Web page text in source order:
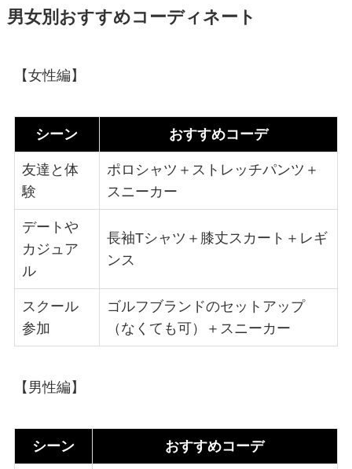
男女別おすすめコーディネート
【女性編】
シーン おすすめコーデ
友達と体
験
ポロシャツ＋ストレッチパンツ＋
スニーカー
デートや
カジュア
ル
長袖Tシャツ＋膝丈スカート＋レギ
ンス
スクール
参加
ゴルフブランドのセットアップ
（なくても可）＋スニーカー
【男性編】
シーン おすすめコーデ